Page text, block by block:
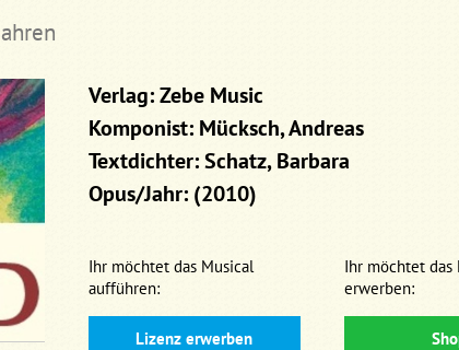
Verlag: Zebe Music
Komponist: Mücksch, Andreas
Textdichter: Schatz, Barbara
Opus/Jahr: (2010)
Ihr möchtet das Musical
aufführen:
Lizenz erwerben
Ihr möchtet das
erwerben: